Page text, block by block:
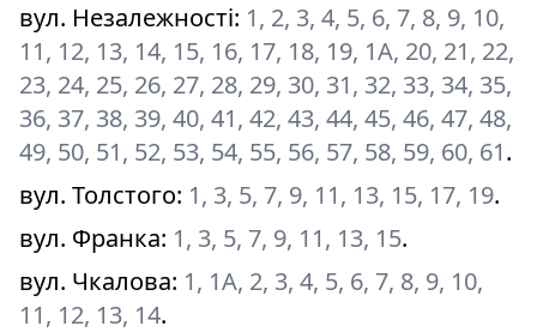
вул. Незалежності: 1, 2, 3, 4, 5, 6, 7, 8, 9, 10,
11, 12, 13, 14, 15, 16, 17, 18, 19, 1А, 20, 21, 22,
23, 24, 25, 26, 27, 28, 29, 30, 31, 32, 33, 34, 35,
36, 37, 38, 39, 40, 41, 42, 43, 44, 45, 46, 47, 48,
49, 50, 51, 52, 53, 54, 55, 56, 57, 58, 59, 60, 61.
вул. Толстого: 1, 3, 5, 7, 9, 11, 13, 15, 17, 19.
вул. Франка: 1, 3, 5, 7, 9, 11, 13, 15.
вул. Чкалова: 1, 1А, 2, 3, 4, 5, 6, 7, 8, 9, 10,
11, 12, 13, 14.